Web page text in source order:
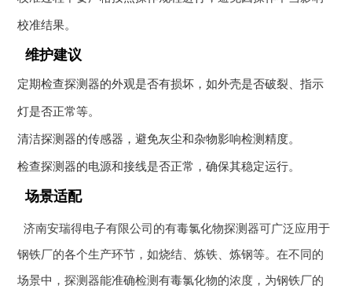
校准结果。
维护建议
定期检查探测器的外观是否有损坏，如外壳是否破裂、指示
灯是否正常等。
清洁探测器的传感器，避免灰尘和杂物影响检测精度。
检查探测器的电源和接线是否正常，确保其稳定运行。
场景适配
济南安瑞得电子有限公司的有毒氯化物探测器可广泛应用于
钢铁厂的各个生产环节，如烧结、炼铁、炼钢等。在不同的
场景中，探测器能准确检测有毒氯化物的浓度，为钢铁厂的